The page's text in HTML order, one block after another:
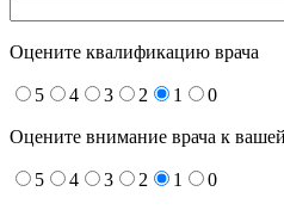
Оцените квалификацию врача
5 4 3 2 1 0
Оцените внимание врача к
5 4 3 2 1 0